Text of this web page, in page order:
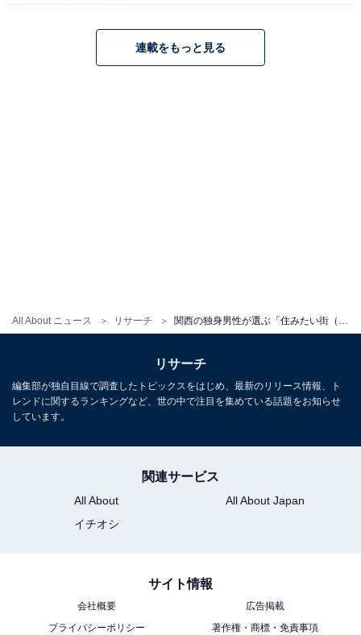
All About ニュース リサーチ
関西在住の30代が選ぶ「住みたい街（駅）」ランキン
連載をもっと見る
リサーチ
編集部が独自目線で調査したトピックスをはじめ、最新のリリース情報、ト
レンドに関するランキングなど、世の中で注目を集めている話題をお知らせ
しています。
関連サービス
All About
All About Japan
イチオシ
サイト情報
会社概要
広告掲載
プライバシーポリシー
著作権・商標・免責事項